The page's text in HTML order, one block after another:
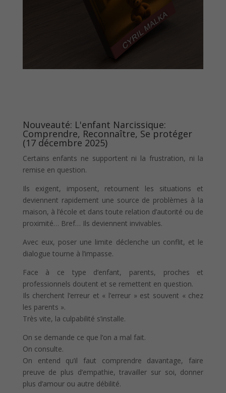
Nouveauté: L'enfant Narcissique:
Comprendre, Reconnaître, Se protéger
(17 décembre 2025)
Certains enfants ne supportent ni la frustration, ni la
remise en question.
Ils exigent, imposent, retournent les situations et
deviennent rapidement une source de problèmes à la
maison, à l’école et dans toute relation d’autorité ou de
proximité… Bref… Ils deviennent invivables.
Avec eux, poser une limite déclenche un conflit, et le
dialogue tourne à l’impasse.
Face à ce type d’enfant, parents, proches et
professionnels doutent et se remettent en question.
Ils cherchent l’erreur et « l’erreur » est souvent « chez
les parents ».
Très vite, la culpabilité s’installe.
On se demande ce que l’on a mal fait.
On consulte.
On entend qu’il faut comprendre davantage, faire
preuve de plus d’empathie, travailler sur soi, donner
plus d’amour ou autre débilité.